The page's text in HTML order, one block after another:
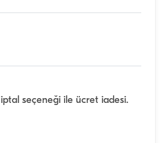
seçeneği ile ücret iadesi.